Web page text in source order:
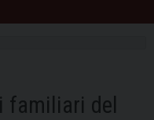
familiari del